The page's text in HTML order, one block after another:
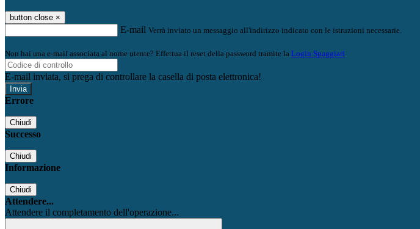
button close ×
E-mail Verrà inviato un messaggio all'indirizzo indicato con le istruzioni necessarie.
Non hai una e-mail associata al nome utente? Effettua il reset della password tramite la Login Spaggiari
E-mail inviata, si prega di controllare la casella di posta elettronica!
Errore
Chiudi
Successo
Chiudi
Informazione
Chiudi
Attendere...
Attendere il completamento dell'operazione...